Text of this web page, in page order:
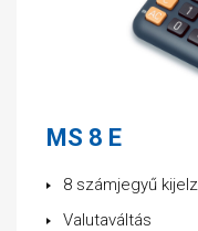
MS 8 E
8 számjegyű
Valutaváltás